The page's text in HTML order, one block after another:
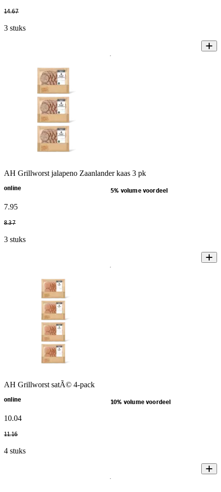
14.67
3 stuks
AH Grillworst jalapeno Zaanlander kaas 3 pk
online 5% volume voordeel
7.95
8.37
3 stuks
AH Grillworst satÃ© 4-pack
online 10% volume voordeel
10.04
11.16
4 stuks